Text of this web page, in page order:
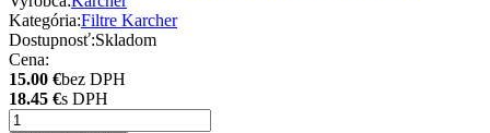
Kategória:Filtre Karcher
Dostupnosť:Skladom
Cena:
15.00 €bez DPH
18.45 €s DPH